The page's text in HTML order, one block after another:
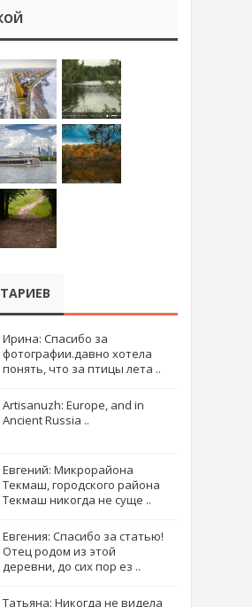
Ирина: Спасибо за
фотографии.давно хотела
понять, что за птицы лета ..
Artisanuzh: Europe, and in
Ancient Russia ..
Евгений: Микрорайона
Текмаш, городского района
Текмаш никогда не суще ..
Евгения: Спасибо за статью!
Отец родом из этой
деревни, до сих пор ез ..
Татьяна: Никогда не видела